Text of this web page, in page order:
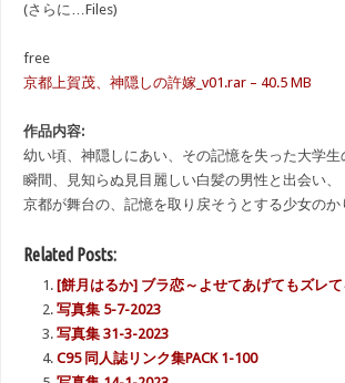
(さらに…Files)
free
京都上賀茂、神隠しの許嫁_v01.rar – 40.5 MB
作品内容:
幼い頃、神隠しにあい、その記憶を失った大学
瞬間、見知らぬ見目麗しい白髪の男性と出会い
京都が舞台の、記憶を取り戻そうとする少女の
Related Posts:
[餅月はるか] ブラ恋～よせてあげてもズレ
写真集 5-7-2023
写真集 31-3-2023
C95 同人誌リンク集PACK 1-100